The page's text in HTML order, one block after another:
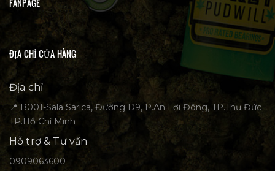
FANPAGE
ĐỊA CHỈ CỬA HÀNG
Địa chỉ
📍 B001-Sala Sarica, Đường D9, P.An Lợi Đông, TP.Thủ Đức
TP.Hồ Chí Minh
Hỗ trợ & Tư vấn
0909063600